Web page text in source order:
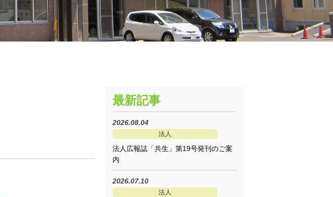
最新記事
2026.08.04
法人
法人広報誌「共生」第19号発刊のご案
内
2026.07.10
法人